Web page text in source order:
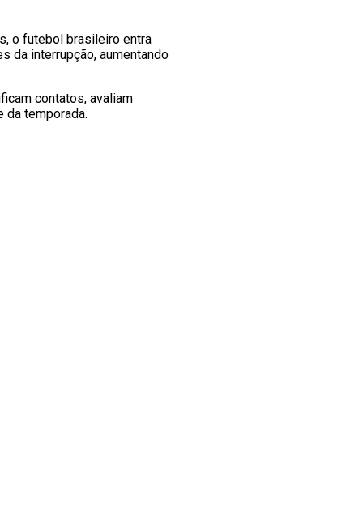
o futebol brasileiro entra
da interrupção, aumentando
contatos, avaliam
da temporada.